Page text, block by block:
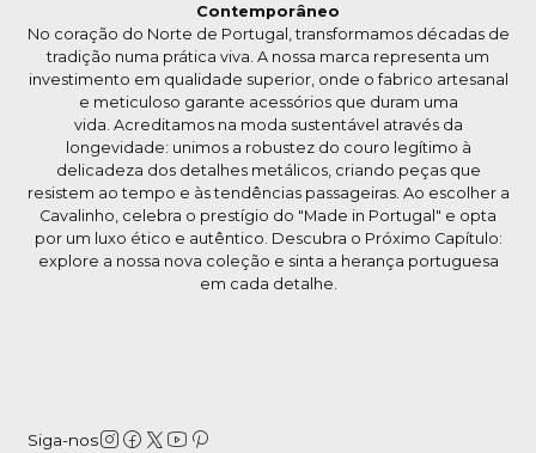
Contemporâneo
No coração do Norte de Portugal, transformamos décadas de
tradição numa prática viva. A nossa marca representa um
investimento em qualidade superior, onde o fabrico artesanal
e meticuloso garante acessórios que duram uma
vida. Acreditamos na moda sustentável através da
longevidade: unimos a robustez do couro legítimo à
delicadeza dos detalhes metálicos, criando peças que
resistem ao tempo e às tendências passageiras. Ao escolher a
Cavalinho, celebra o prestígio do "Made in Portugal" e opta
por um luxo ético e autêntico. Descubra o Próximo Capítulo:
explore a nossa nova coleção e sinta a herança portuguesa
em cada detalhe.
Siga-nos